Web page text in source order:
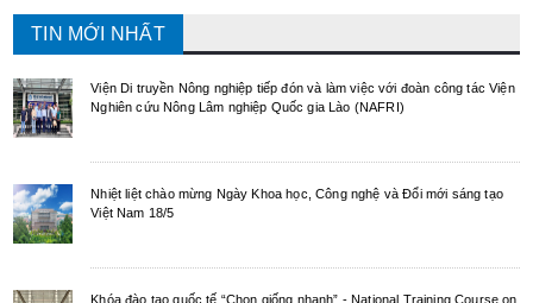
TIN MỚI NHẤT
Viện Di truyền Nông nghiệp tiếp đón và làm việc với đoàn công tác Viện
Nghiên cứu Nông Lâm nghiệp Quốc gia Lào (NAFRI)
Nhiệt liệt chào mừng Ngày Khoa học, Công nghệ và Đổi mới sáng tạo
Việt Nam 18/5
Khóa đào tạo quốc tế “Chọn giống nhanh” - National Training Course on